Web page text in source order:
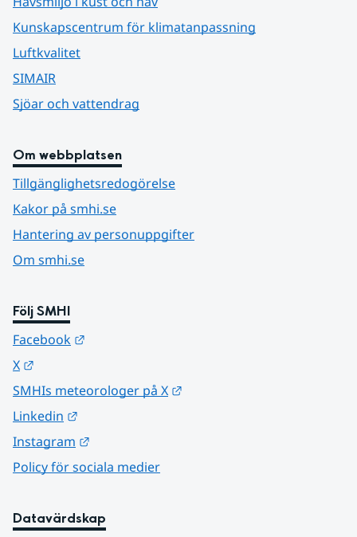
Kunskapscentrum för klimatanpassning
Luftkvalitet
SIMAIR
Sjöar och vattendrag
Om webbplatsen
Tillgänglighetsredogörelse
Kakor på smhi.se
Hantering av personuppgifter
Om smhi.se
Följ SMHI
Facebook
X
SMHIs meteorologer på X
Linkedin
Instagram
Policy för sociala medier
Datavärdskap